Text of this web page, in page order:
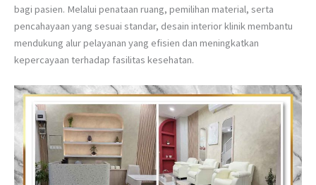
bagi pasien. Melalui penataan ruang, pemilihan material, serta
pencahayaan yang sesuai standar, desain interior klinik membantu
mendukung alur pelayanan yang efisien dan meningkatkan
kepercayaan terhadap fasilitas kesehatan.